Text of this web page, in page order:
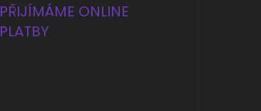
PŘIJÍMÁME ONLINE
PLATBY